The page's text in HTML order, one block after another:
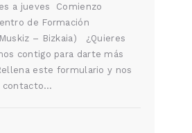
a jueves Comienzo
de Formación
– Bizkaia) ¿Quieres
contigo para darte más
este formulario y nos
contacto…